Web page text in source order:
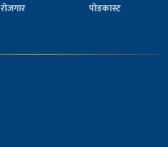
रोजगार
पोडकास्ट